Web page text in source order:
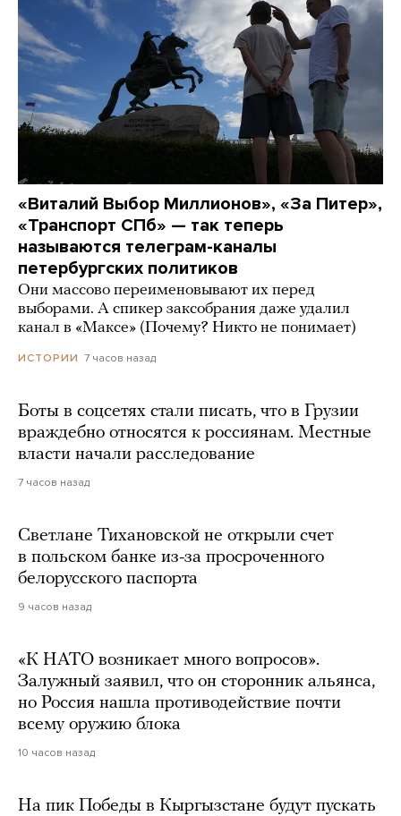
«Виталий Выбор Миллионов», «За Питер»,
«Транспорт СПб» — так теперь
называются телеграм-каналы
петербургских политиков
Они массово переименовывают их перед
выборами. А спикер заксобрания даже удалил
канал в «Максе» (Почему? Никто не понимает)
ИСТОРИИ 7 часов назад
Боты в соцсетях стали писать, что в Грузии
враждебно относятся к россиянам. Местные
власти начали расследование
7 часов назад
Светлане Тихановской не открыли счет
в польском банке из-за просроченного
белорусского паспорта
9 часов назад
«К НАТО возникает много вопросов».
Залужный заявил, что он сторонник альянса,
но Россия нашла противодействие почти
всему оружию блока
10 часов назад
На пик Победы в Кыргызстане будут пускать